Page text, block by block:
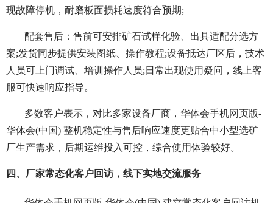
现故障停机，耐磨板面损耗速度符合预期;
配套售后：售前可安排矿石试样化验、出具适配分选方
案;发货同步提供安装图纸、操作教程;设备抵达厂区后，技术
人员可上门调试、培训操作人员;日常出现使用疑问，线上客
服可快速响应指导。
多数客户表示，对比多家设备厂商，华体会手机网页版-
华体会(中国) 整机稳定性与售后响应速度更贴合中小型选矿
厂生产需求，后期运维投入可控，综合使用体验较好。
四、厂家常态化客户回访，线下实地交流服务